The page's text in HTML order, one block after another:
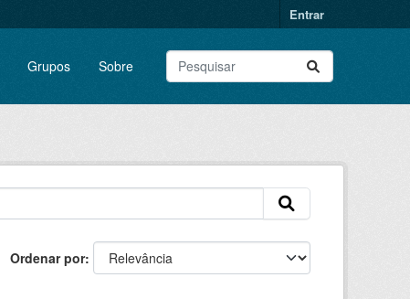
Entrar
Grupos Sobre
Ordenar por